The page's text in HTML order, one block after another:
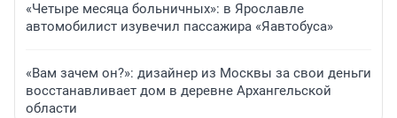
«Четыре месяца больничных»: в Ярославле
автомобилист изувечил пассажира «Яавтобуса»
«Вам зачем он?»: дизайнер из Москвы за свои деньги
восстанавливает дом в деревне Архангельской
области